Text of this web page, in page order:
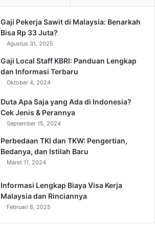
Gaji Pekerja Sawit di Malaysia: Benarkah
Bisa Rp 33 Juta?
Agustus 31, 2025
Gaji Local Staff KBRI: Panduan Lengkap
dan Informasi Terbaru
Oktober 4, 2024
Duta Apa Saja yang Ada di Indonesia?
Cek Jenis & Perannya
September 15, 2024
Perbedaan TKI dan TKW: Pengertian,
Bedanya, dan Istilah Baru
Maret 11, 2024
Informasi Lengkap Biaya Visa Kerja
Malaysia dan Rinciannya
Februari 8, 2025